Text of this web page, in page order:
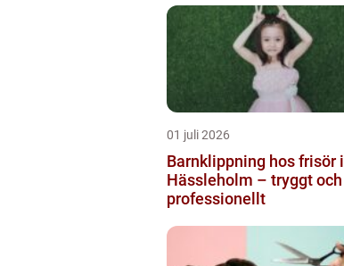
01 juli 2026
Barnklippning hos frisör i
Hässleholm – tryggt och
professionellt